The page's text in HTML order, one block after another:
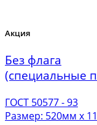
Акция
Без флага
(специальные
ГОСТ 50577 - 93
Размер: 520мм х